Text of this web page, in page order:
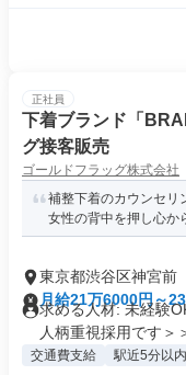
正社員
下着ブランド「
グ接客販売
ゴールドフラッグ株式会社
補整下着のカウンセ
女性の背中を押し心か
東京都渋谷区神宮前
月給21万6000円～
求める人材: 未経験
人柄重視採用です＞
交通費支給 駅近5分以内